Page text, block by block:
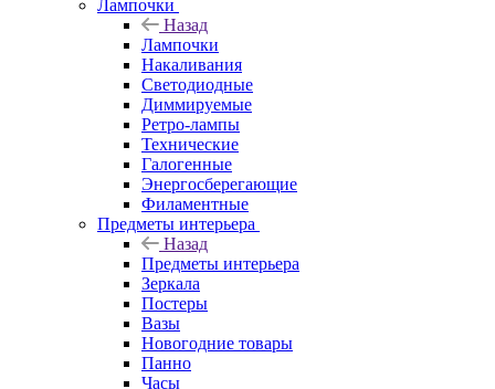
Лампочки
Назад
Лампочки
Накаливания
Светодиодные
Диммируемые
Ретро-лампы
Технические
Галогенные
Энергосберегающие
Филаментные
Предметы интерьера
Назад
Предметы интерьера
Зеркала
Постеры
Вазы
Новогодние товары
Панно
Часы